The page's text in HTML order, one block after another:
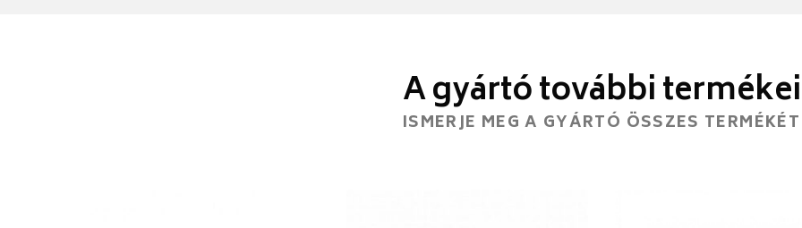
A gyártó további termékei
ISMERJE MEG A GYÁRTÓ ÖSSZES TERMÉKÉT